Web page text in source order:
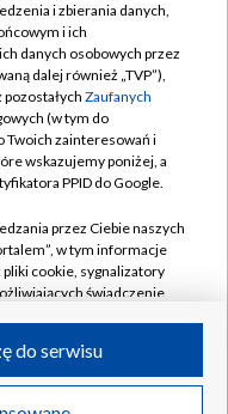
w likwidacji
i zbierania danych,
i ich
danych osobowych przez
dalej również „TVP”),
pozostałych Zaufanych
(w tym do
Twoich zainteresowań i
wskazujemy poniżej, a
PPID do Google.
przez Ciebie naszych
w tym informacje
cookie, sygnalizatory
świadczenie
przez Ciebie
do serwisu